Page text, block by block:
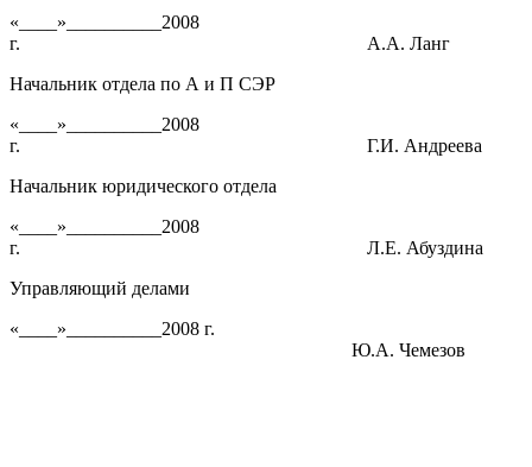
«____»__________2008
г. А.А. Ланг
Начальник отдела по А и П СЭР
«____»__________2008
г. Г.И. Андреева
Начальник юридического отдела
«____»__________2008
г. Л.Е. Абуздина
Управляющий делами
«____»__________2008 г.
Ю.А. Чемезов